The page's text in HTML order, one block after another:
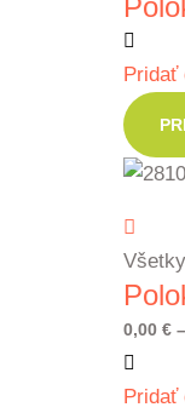
Pridať
0,00 € –
Pridať